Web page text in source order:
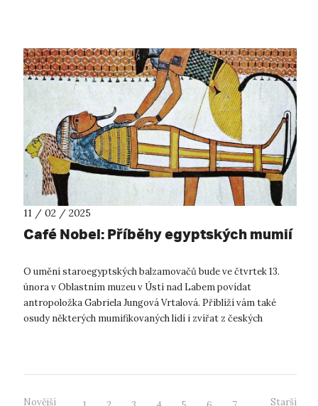
11 / 02 / 2025
Café Nobel: Příběhy egyptských mumií
O umění staroegyptských balzamovačů bude ve čtvrtek 13.
února v Oblastním muzeu v Ústí nad Labem povídat
antropoložka Gabriela Jungová Vrtalová. Přiblíží vám také
osudy některých mumifikovaných lidí i zvířat z českých
Novější Starší